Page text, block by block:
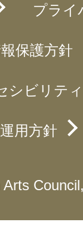
プライ
保護方針
シビリテ
用方針